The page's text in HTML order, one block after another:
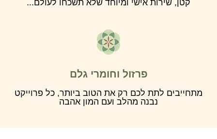
קטן, שירות אישי ומיוחד שלא תשכחו לעולם...
פרזול וחומרי גלם
מתחייבים לתת לכם רק את הטוב ביותר, כל פרוייקט
נבנה מהלב ועם המון אהבה